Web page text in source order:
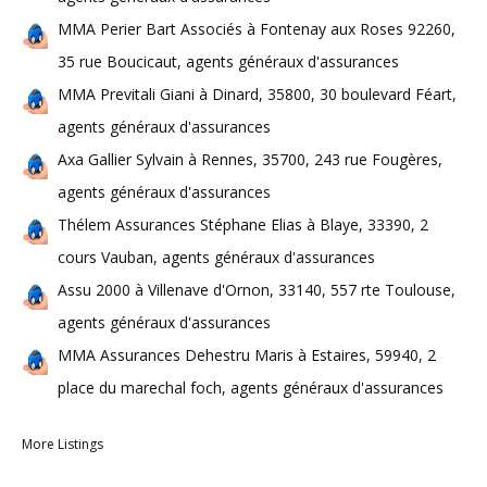
MMA Perier Bart Associés à Fontenay aux Roses 92260,
35 rue Boucicaut, agents généraux d'assurances
MMA Previtali Giani à Dinard, 35800, 30 boulevard Féart,
agents généraux d'assurances
Axa Gallier Sylvain à Rennes, 35700, 243 rue Fougères,
agents généraux d'assurances
Thélem Assurances Stéphane Elias à Blaye, 33390, 2
cours Vauban, agents généraux d'assurances
Assu 2000 à Villenave d'Ornon, 33140, 557 rte Toulouse,
agents généraux d'assurances
MMA Assurances Dehestru Maris à Estaires, 59940, 2
place du marechal foch, agents généraux d'assurances
More Listings